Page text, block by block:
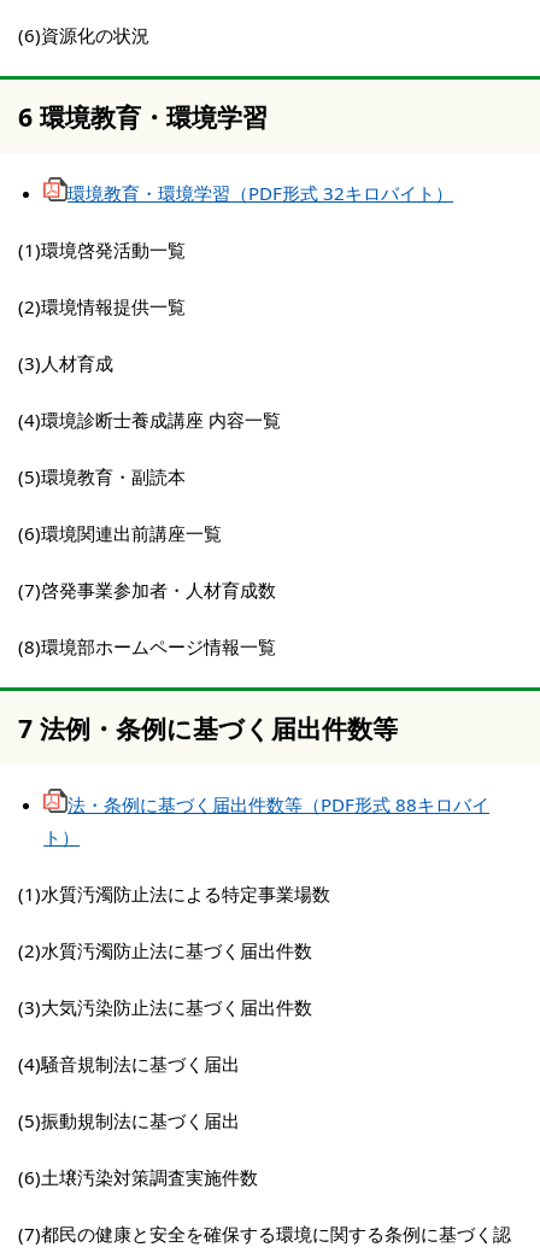
(6)資源化の状況
6 環境教育・環境学習
環境教育・環境学習（PDF形式 32キロバイト）
(1)環境啓発活動一覧
(2)環境情報提供一覧
(3)人材育成
(4)環境診断士養成講座 内容一覧
(5)環境教育・副読本
(6)環境関連出前講座一覧
(7)啓発事業参加者・人材育成数
(8)環境部ホームページ情報一覧
7 法例・条例に基づく届出件数等
法・条例に基づく届出件数等（PDF形式 88キロバイ
ト）
(1)水質汚濁防止法による特定事業場数
(2)水質汚濁防止法に基づく届出件数
(3)大気汚染防止法に基づく届出件数
(4)騒音規制法に基づく届出
(5)振動規制法に基づく届出
(6)土壌汚染対策調査実施件数
(7)都民の健康と安全を確保する環境に関する条例に基づく認